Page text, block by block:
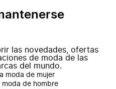
las novedades, ofertas
de moda de las
del mundo.
moda de mujer
moda de hombre